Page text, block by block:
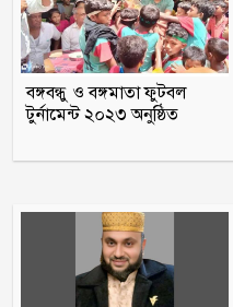
বঙ্গবন্ধু ও বঙ্গমাতা ফুটবল
টুর্নামেন্ট ২০২৩ অনুষ্ঠিত